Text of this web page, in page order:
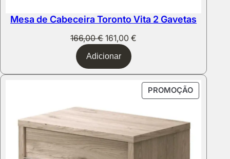
Mesa de Cabeceira Toronto Vita 2 Gavetas
166,00€ O
preço
original
era:
161,00€
é:
161,00 €.
Adicionar
PROMOÇÃO
EM